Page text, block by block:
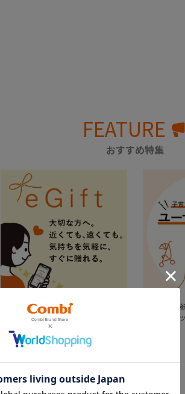
FEATURE
おすすめ特集
メッセージと一緒にメールやSNSを使
ってギフトチケットを贈ろう！
出産準備の
感想をチェ